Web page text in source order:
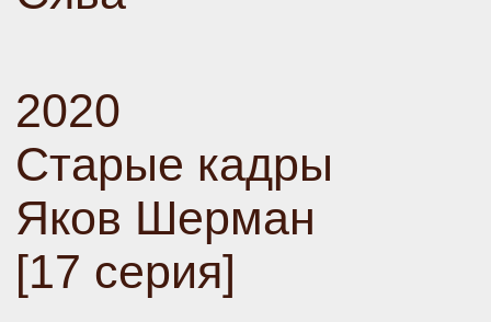
2020
Старые кадры
Яков Шерман
[17 серия]